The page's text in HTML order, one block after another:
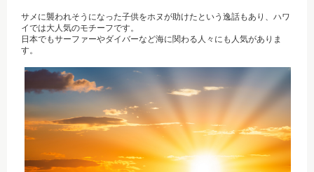
サメに襲われそうになった子供をホヌが助けたという逸話もあり、ハワ
イでは大人気のモチーフです。
日本でもサーファーやダイバーなど海に関わる人々にも人気がありま
す。